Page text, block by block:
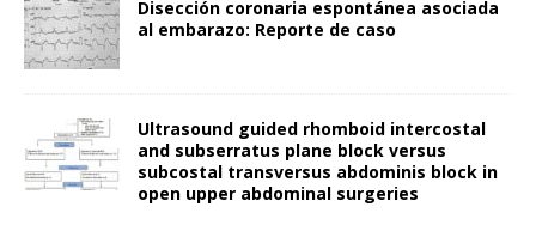
Disección coronaria espontánea asociada
al embarazo: Reporte de caso
Ultrasound guided rhomboid intercostal
and subserratus plane block versus
subcostal transversus abdominis block in
open upper abdominal surgeries